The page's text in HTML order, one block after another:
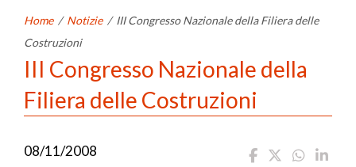
Home / Notizie / III Congresso Nazionale della Filiera delle
Costruzioni
III Congresso Nazionale della
Filiera delle Costruzioni
08/11/2008